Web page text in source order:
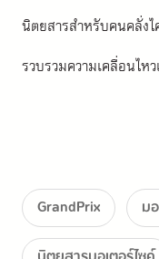
นิตยสารสำหรับคนคลั่ง
รวบรวมความเคลื่อนไห
GrandPrix
ม